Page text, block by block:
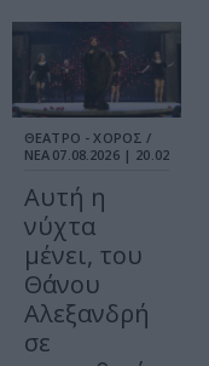
ΘΕΑΤΡΟ - ΧΟΡΟΣ /
ΝΕΑ 07.08.2026 | 20.02
Αυτή η
νύχτα
μένει, του
Θάνου
Αλεξανδρή
σε